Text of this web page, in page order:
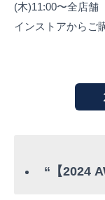
(木)11:00〜全店舗
インストアからご
“【2024